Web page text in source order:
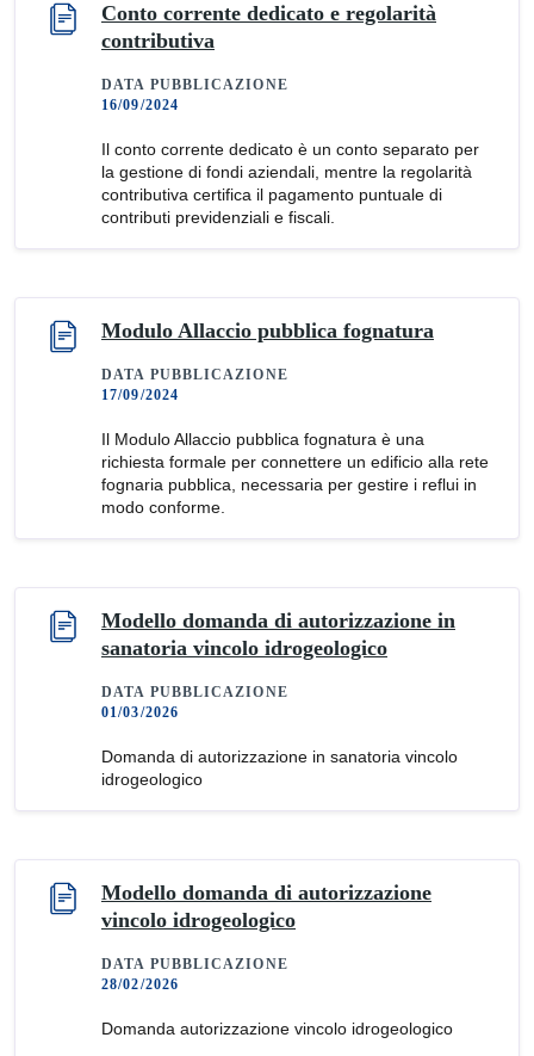
Conto corrente dedicato e regolarità
contributiva
DATA PUBBLICAZIONE
16/09/2024
Il conto corrente dedicato è un conto separato per
la gestione di fondi aziendali, mentre la regolarità
contributiva certifica il pagamento puntuale di
contributi previdenziali e fiscali.
Modulo Allaccio pubblica fognatura
DATA PUBBLICAZIONE
17/09/2024
Il Modulo Allaccio pubblica fognatura è una
richiesta formale per connettere un edificio alla rete
fognaria pubblica, necessaria per gestire i reflui in
modo conforme.
Modello domanda di autorizzazione in
sanatoria vincolo idrogeologico
DATA PUBBLICAZIONE
01/03/2026
Domanda di autorizzazione in sanatoria vincolo
idrogeologico
Modello domanda di autorizzazione
vincolo idrogeologico
DATA PUBBLICAZIONE
28/02/2026
Domanda autorizzazione vincolo idrogeologico